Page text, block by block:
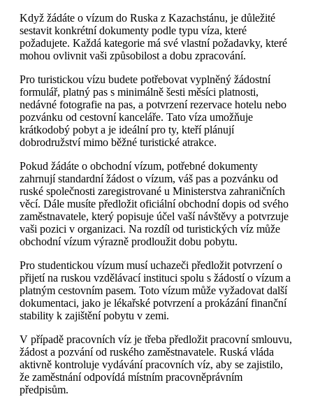
Když žádáte o vízum do Ruska z Kazachstánu, je důležité
sestavit konkrétní dokumenty podle typu víza, které
požadujete. Každá kategorie má své vlastní požadavky, které
mohou ovlivnit vaši způsobilost a dobu zpracování.
Pro turistickou vízu budete potřebovat vyplněný žádostní
formulář, platný pas s minimálně šesti měsíci platnosti,
nedávné fotografie na pas, a potvrzení rezervace hotelu nebo
pozvánku od cestovní kanceláře. Tato víza umožňuje
krátkodobý pobyt a je ideální pro ty, kteří plánují
dobrodružství mimo běžné turistické atrakce.
Pokud žádáte o obchodní vízum, potřebné dokumenty
zahrnují standardní žádost o vízum, váš pas a pozvánku od
ruské společnosti zaregistrované u Ministerstva zahraničních
věcí. Dále musíte předložit oficiální obchodní dopis od svého
zaměstnavatele, který popisuje účel vaší návštěvy a potvrzuje
vaši pozici v organizaci. Na rozdíl od turistických víz může
obchodní vízum výrazně prodloužit dobu pobytu.
Pro studentickou vízum musí uchazeči předložit potvrzení o
přijetí na ruskou vzdělávací instituci spolu s žádostí o vízum a
platným cestovním pasem. Toto vízum může vyžadovat další
dokumentaci, jako je lékařské potvrzení a prokázání finanční
stability k zajištění pobytu v zemi.
V případě pracovních víz je třeba předložit pracovní smlouvu,
žádost a pozvání od ruského zaměstnavatele. Ruská vláda
aktivně kontroluje vydávání pracovních víz, aby se zajistilo,
že zaměstnání odpovídá místním pracovněprávním
předpisům.